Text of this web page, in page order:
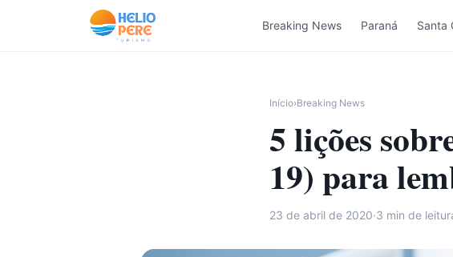
Pular para o conteúdo
Breaking News Paraná Santa
Início›Breaking News
5 lições
19) para
23 de abril de 2020·3 min de